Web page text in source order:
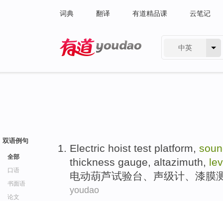
词典 翻译 有道精品课 云笔记
中英
双语例句
全部
口语
书面语
论文
Electric hoist test platform,
thickness gauge, altazimuth,
电动葫芦试验台、 声级计、 漆膜
youdao